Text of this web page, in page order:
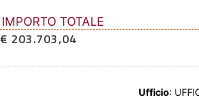
IMPORTO TOTALE
€ 203.703,04
Ufficio: